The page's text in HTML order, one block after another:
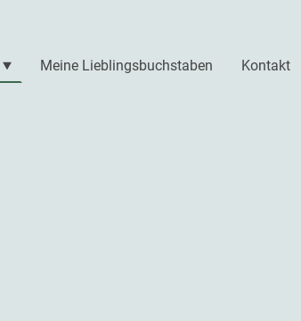
Meine Lieblingsbuchstaben Kontakt